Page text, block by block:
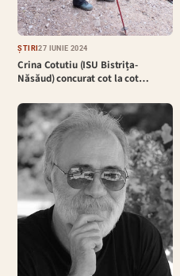
ȘTIRI27 IUNIE 2024
Crina Cotutiu (ISU Bistrița-
Năsăud) concurat cot la cot…